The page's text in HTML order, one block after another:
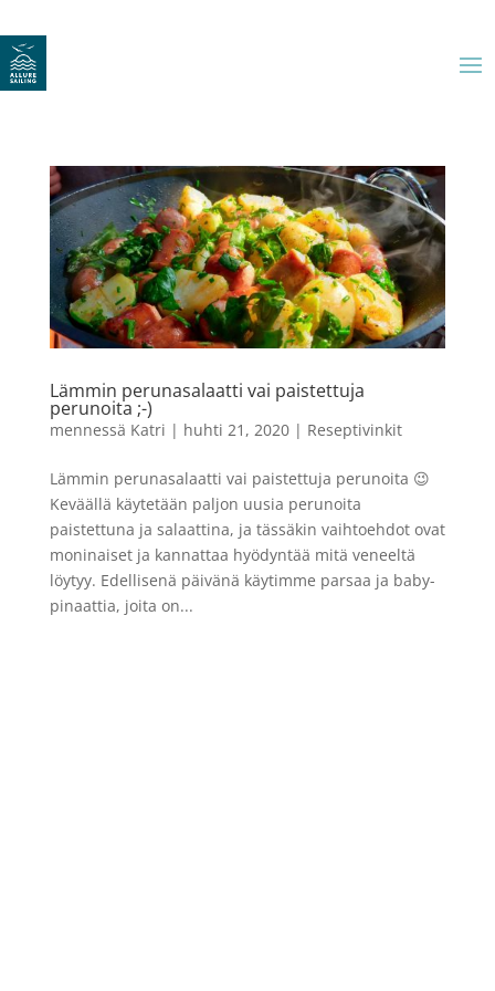
Lämmin perunasalaatti vai paistettuja
perunoita ;-)
mennessä Katri | huhti 21, 2020| Reseptivinkit
Lämmin perunasalaatti vai paistettuja perunoita 😉
Keväällä käytetään paljon uusia perunoita
paistettuna ja salaattina, ja tässäkin vaihtoehdot ovat
moninaiset ja kannattaa hyödyntää mitä veneeltä
löytyy. Edellisenä päivänä käytimme parsaa ja baby-
pinaattia, joita on...